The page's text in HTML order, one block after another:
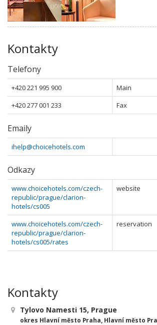
Kontakty
Telefony
+420 221 995 900
Main
+420 277 001 233
Fax
Emaily
ihelp@choicehotels.com
Odkazy
www.choicehotels.com/czech-
republic/prague/clarion-
hotels/cs005
website
www.choicehotels.com/czech-
republic/prague/clarion-
hotels/cs005/rates
reservation
Kontakty
Tylovo Namesti 15, Prague
okres Hlavní město Praha, Hlavní město